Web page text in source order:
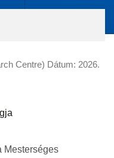
Centre) Dátum: 2026.
Mesterséges